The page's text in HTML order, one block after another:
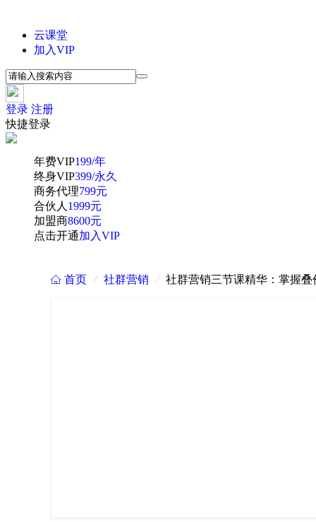
云课堂
加入VIP
登录 注册
快捷登录
年费VIP199/年
终身VIP399/永久
商务代理799元
合伙人 1999元
加盟商8600元
点击开通加入VIP
 首页 / 社群营销 / 社群营销三节课精华：掌握